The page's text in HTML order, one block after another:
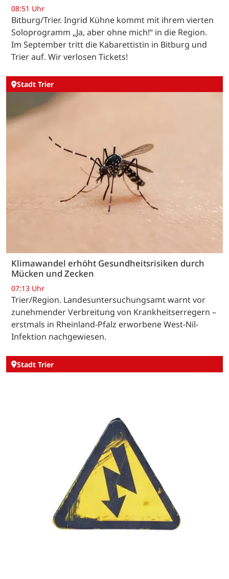
08:51 Uhr
Bitburg/Trier. Ingrid Kühne kommt mit ihrem vierten
Soloprogramm „Ja, aber ohne mich!“ in die Region.
Im September tritt die Kabarettistin in Bitburg und
Trier auf. Wir verlosen Tickets!
Stadt Trier
Klimawandel erhöht Gesundheitsrisiken durch
Mücken und Zecken
07:13 Uhr
Trier/Region. Landesuntersuchungsamt warnt vor
zunehmender Verbreitung von Krankheitserregern –
erstmals in Rheinland-Pfalz erworbene West-Nil-
Infektion nachgewiesen.
Stadt Trier